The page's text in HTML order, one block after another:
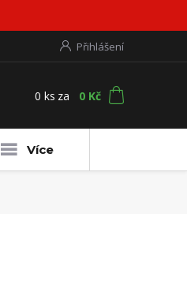
Přihlášení
0 ks za 0 Kč
Více